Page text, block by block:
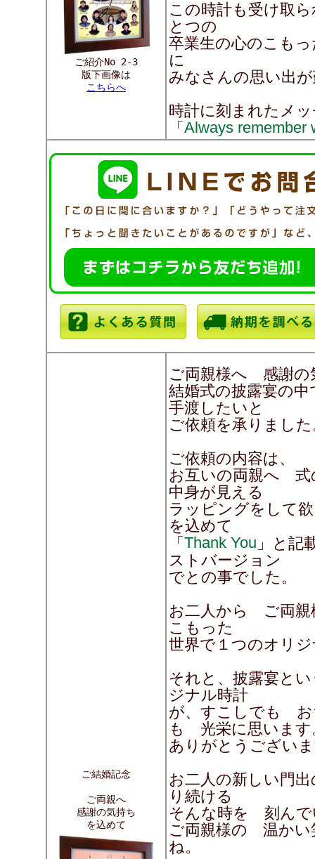
ご紹介No 2-3
版下画像は
こちらへ
この時計も受け取
とつの
卒業生の心のこも
に
みなさんの思い出
時計に刻まれたメ
「 Always remember
ご結婚記念
ご両親へ
感謝の気持ち
を込めて
ご両親様へ 感謝の
結婚式の披露宴の
手渡したいと
ご依頼を承りまし
ご依頼の内容は、
お互いの両親へ
中身が見える
ラッピングをして
を込めて
「 Thank You 」と
ストバージョン
でとの事でした。
お二人から ご両
こもった
世界で１つのオリ
それと、披露宴と
ジナル時計
が、すこしでも お
も 光栄に思います
ありがとうござい
お二人の新しい門
り続ける
そんな時を 刻ん
ご両親様の 温かい
ね。